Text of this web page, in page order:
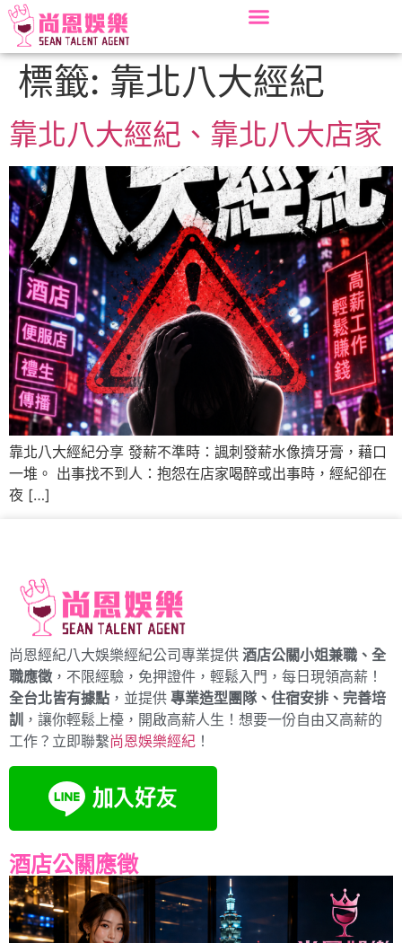
標籤: 靠北八大經紀
靠北八大經紀、靠北八大店家
靠北八大經紀分享 發薪不準時：諷刺發薪水像擠牙膏，藉口
一堆。 出事找不到人：抱怨在店家喝醉或出事時，經紀卻在
夜 […]
尚恩經紀八大娛樂經紀公司專業提供 酒店公關小姐兼職、全
職應徵 ，不限經驗，免押證件，輕鬆入門，每日現領高薪！
全台北皆有據點 ，並提供 專業造型團隊、住宿安排、完善培
訓
，讓你輕鬆上檯，開啟高薪人生！想要一份自由又高薪的
工作？立即聯繫尚恩娛樂經紀 ！
酒店公關應徵